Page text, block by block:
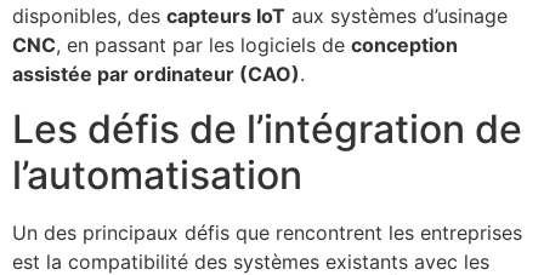
disponibles, des capteurs IoT aux systèmes d’usinage
CNC, en passant par les logiciels de conception
assistée par ordinateur (CAO).
Les défis de l’intégration de
l’automatisation
Un des principaux défis que rencontrent les entreprises
est la compatibilité des systèmes existants avec les